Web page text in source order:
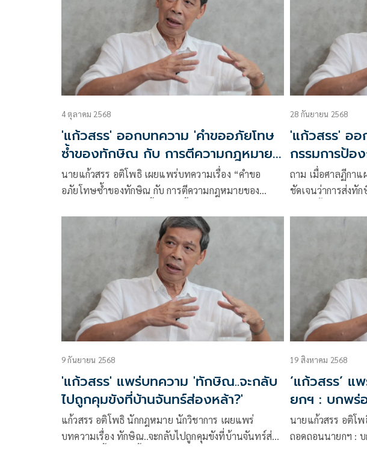
4 ตุลาคม 2568
'แก้วสรร' ออกบทความ 'คำขออภัยโทษ
ซ้ำของทักษิณ กับ การตีความกฎหมาย
ของกระทรวงยุติธรรม'
นายแก้วสรร อติโพธิ เผยแพร่บทความเรื่อง “คำขอ
อภัยโทษซ้ำของทักษิณ กับ การตีความกฎหมายของ
28 กันยายน 2568
'แก้วสรร' อ
กรรมการป้อ
คอรัปชั่น'???
ถาม เมื่อศาลฏีกาแ
ชัดเจนว่าการส่งทั
นักโทษโดยเจ้าห
9 กันยายน 2568
'แก้วสรร' แพร่บทความ 'ทักษิณ..จะกลับ
ไปถูกคุมขังที่บ้านจันทร์ส่องหล้า?'
แก้วสรร อติโพธิ นักกฎหมาย นักวิชาการ เผยแพร่
บทความเรื่อง ทักษิณ..จะกลับไปถูกคุมขังที่บ้านจันทร์ส่อง
19 สิงหาคม 2568
‘แก้วสรร’
ยกฯ : บกพร่
ต่อตำแหน่งห
นายแก้วสรร อติโ
ถอดถอนนายกฯ :